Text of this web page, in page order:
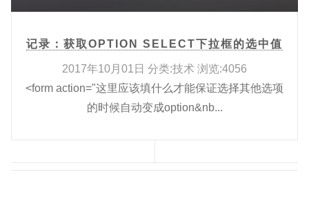
记录：获取OPTION SELECT下拉框的选中值
2017年10月01日 分类:技术 浏览:4056
<form action="这里应该填什么才能保证选择其他选项
的时候自动变成option&nb...